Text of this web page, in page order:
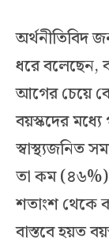
অর্থনীতিবিদ
ধরে বলেছেন,
আগের চেয়ে
বয়স্কদের
স্বাস্থ্যজনিত
তা কম (৪৬%)।
শতাংশ থেকে
বাস্তবে হয়ত